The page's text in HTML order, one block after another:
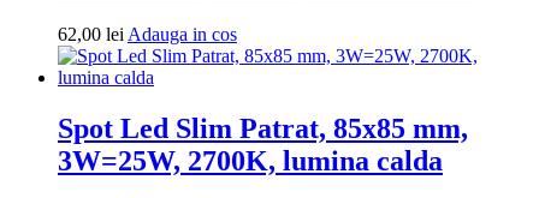
62,00 lei Adauga in cosAdauga
in
Spot Led Slim Patrat, 85x85 mm,
3W=25W, 2700K, lumina calda